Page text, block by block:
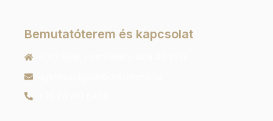
Bemutatóterem és kapcsolat